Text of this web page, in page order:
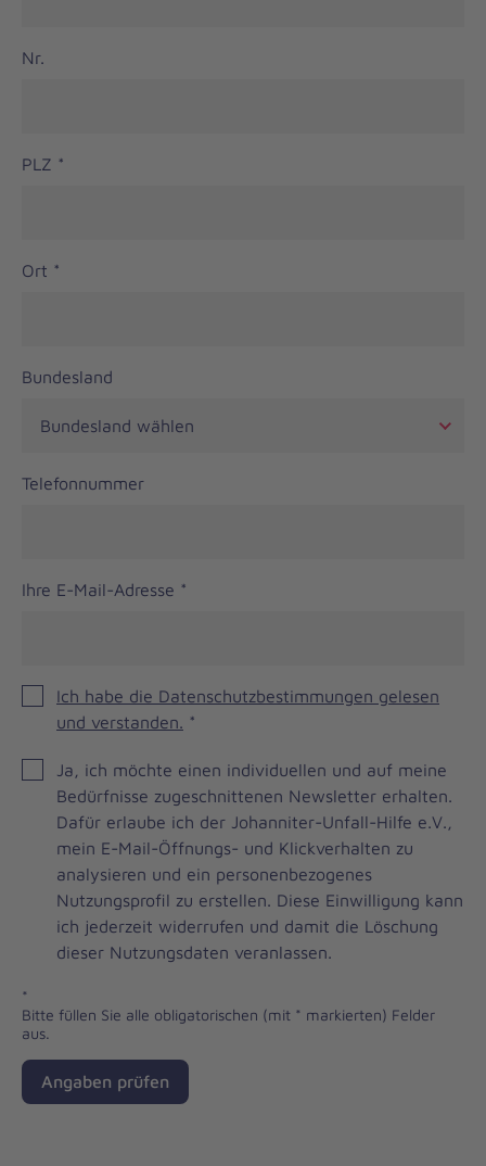
Nr.
PLZ *
Ort *
Bundesland
Telefonnummer
Ihre E-Mail-Adresse *
Ich habe die Datenschutzbestimmungen gelesen
und verstanden. *
Brevo
Newsletter
Checkbox
Ja, ich möchte einen individuellen und auf meine
Bedürfnisse zugeschnittenen Newsletter erhalten.
Dafür erlaube ich der Johanniter-Unfall-Hilfe e.V.,
mein E-Mail-Öffnungs- und Klickverhalten zu
analysieren und ein personenbezogenes
Nutzungsprofil zu erstellen. Diese Einwilligung kann
ich jederzeit widerrufen und damit die Löschung
dieser Nutzungsdaten veranlassen.
*
Bitte füllen Sie alle obligatorischen (mit * markierten) Felder
aus.
Angaben prüfen